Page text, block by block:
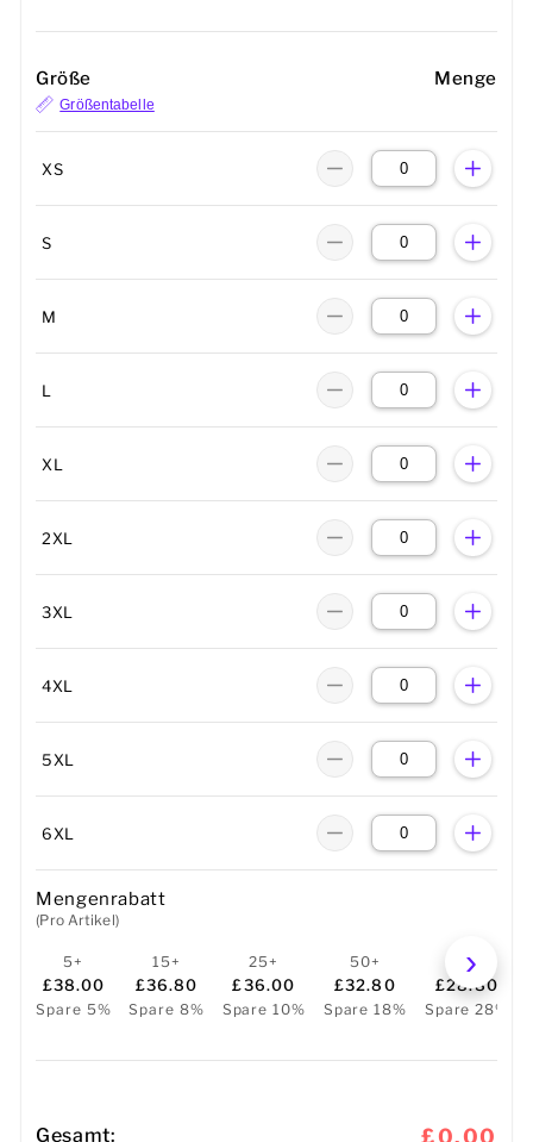
Größe Menge
Größentabelle
XS
S
M
L
XL
2XL
3XL
4XL
5XL
6XL
Mengenrabatt
(Pro Artikel)
5+
£38.00
Spare 5%
15+
£36.80
Spare 8%
25+
£36.00
Spare 10%
50+
£32.80
Spare 18%
100+
£28.80
Spare 28%
Gesamt: £0.00